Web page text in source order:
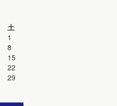
土
1
8
15
22
29